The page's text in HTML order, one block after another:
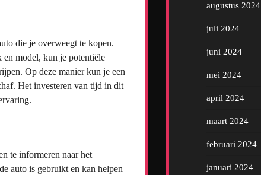
die je overweegt te kopen.
model, kun je potentiële
Op deze manier kun je een
Het investeren van tijd in dit
te informeren naar het
auto is gebruikt en kan helpen
augustus 2024
juli 2024
juni 2024
mei 2024
april 2024
maart 2024
februari 2024
januari 2024